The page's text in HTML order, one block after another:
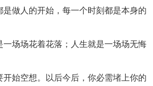
是做人的开始，每一个时刻都是本身的
一场场花着花落；人生就是一场场无悔
开始空想。以后今后，你必需堵上你的